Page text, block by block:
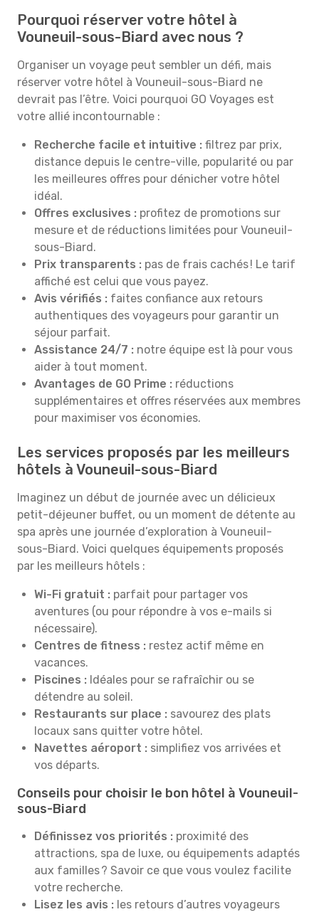
Pourquoi réserver votre hôtel à
Vouneuil-sous-Biard avec nous ?
Organiser un voyage peut sembler un défi, mais
réserver votre hôtel à Vouneuil-sous-Biard ne
devrait pas l’être. Voici pourquoi GO Voyages est
votre allié incontournable :
Recherche facile et intuitive : filtrez par prix,
distance depuis le centre-ville, popularité ou par
les meilleures offres pour dénicher votre hôtel
idéal.
Offres exclusives : profitez de promotions sur
mesure et de réductions limitées pour Vouneuil-
sous-Biard.
Prix transparents : pas de frais cachés ! Le tarif
affiché est celui que vous payez.
Avis vérifiés : faites confiance aux retours
authentiques des voyageurs pour garantir un
séjour parfait.
Assistance 24/7 : notre équipe est là pour vous
aider à tout moment.
Avantages de GO Prime : réductions
supplémentaires et offres réservées aux membres
pour maximiser vos économies.
Les services proposés par les meilleurs
hôtels à Vouneuil-sous-Biard
Imaginez un début de journée avec un délicieux
petit-déjeuner buffet, ou un moment de détente au
spa après une journée d’exploration à Vouneuil-
sous-Biard. Voici quelques équipements proposés
par les meilleurs hôtels :
Wi-Fi gratuit : parfait pour partager vos
aventures (ou pour répondre à vos e-mails si
nécessaire).
Centres de fitness : restez actif même en
vacances.
Piscines : Idéales pour se rafraîchir ou se
détendre au soleil.
Restaurants sur place : savourez des plats
locaux sans quitter votre hôtel.
Navettes aéroport : simplifiez vos arrivées et
vos départs.
Conseils pour choisir le bon hôtel à Vouneuil-
sous-Biard
Définissez vos priorités : proximité des
attractions, spa de luxe, ou équipements adaptés
aux familles ? Savoir ce que vous voulez facilite
votre recherche.
Lisez les avis : les retours d’autres voyageurs